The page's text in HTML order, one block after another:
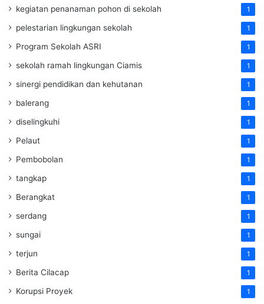
kegiatan penanaman pohon di sekolah 1
pelestarian lingkungan sekolah 1
Program Sekolah ASRI 1
sekolah ramah lingkungan Ciamis 1
sinergi pendidikan dan kehutanan 1
balerang 1
diselingkuhi 1
Pelaut 1
Pembobolan 1
tangkap 1
Berangkat 1
serdang 1
sungai 1
terjun 1
Berita Cilacap 1
Korupsi Proyek 1